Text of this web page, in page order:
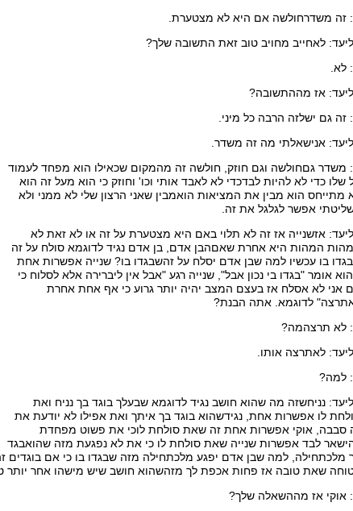
זה משדרחולשה אם היא לא מצטערת.
לאחייב מחויב טוב זאת התשובה שלך?
לא.
אז מההתשובה?
זה גם ישלזה הרבה כל מיני.
אנישאלתי מה זה משדר.
משדר גםחולשה וגם חוזק, חולשה זה מהמקום שכאילו הוא מפחד לעמוד
שלו כדי לא להיות לבדכדי לא לאבד אותי וכו' וחוזק כי הוא מעל זה הוא
מתייחס הוא מבין את המציאות הואמבין שאני הרצון שלי לא ממני ולא
אפשר לגלגל את זה.
אזשנייה אז זה לא תלוי באם היא מצטערת על זה או לא זאת לא
המהות היא אחרת שאםהבן אדם, בן אדם נגיד לדוגמא סולח על זה
בו עכשיו למה שבן אדם יסלח על זהשבגדו בו? שנייה אפשרות אחת
אומר "בגדו בי נכון אבל", שנייה רגע "אבל אין ליברירה אלא לסלוח כי
אני לא אסלח אז בעצם המצב יהיה יותר גרוע כי אף אחת אחרת
לדוגמא. אתה הבנת?
לא תרצהמה?
לאתרצה אותו.
למה?
נניחשזה מה שהוא חושב נגיד לדוגמא שבעלך בוגד בך נניח ואת
לו אפשרות אחת, נגידשהוא בוגד בך איתך ואת אפילו לא יודעת את
סבבה, אוקי אפשרות אחת זה שאת סולחת לוכי את פשוט מפחדת
לבד אפשרות שנייה שאת סולחת לו כי את לא נפגעת מזה שהואבגד
מלכתחילה, למה שבן אדם יפגע מלכתחילה מזה שבגדו בו כי אם בוגדים
שאת טובה אז פחות אכפת לך מזהשהוא חושב שיש מישהו אחר יותר
אוקי אז מההשאלה שלך?